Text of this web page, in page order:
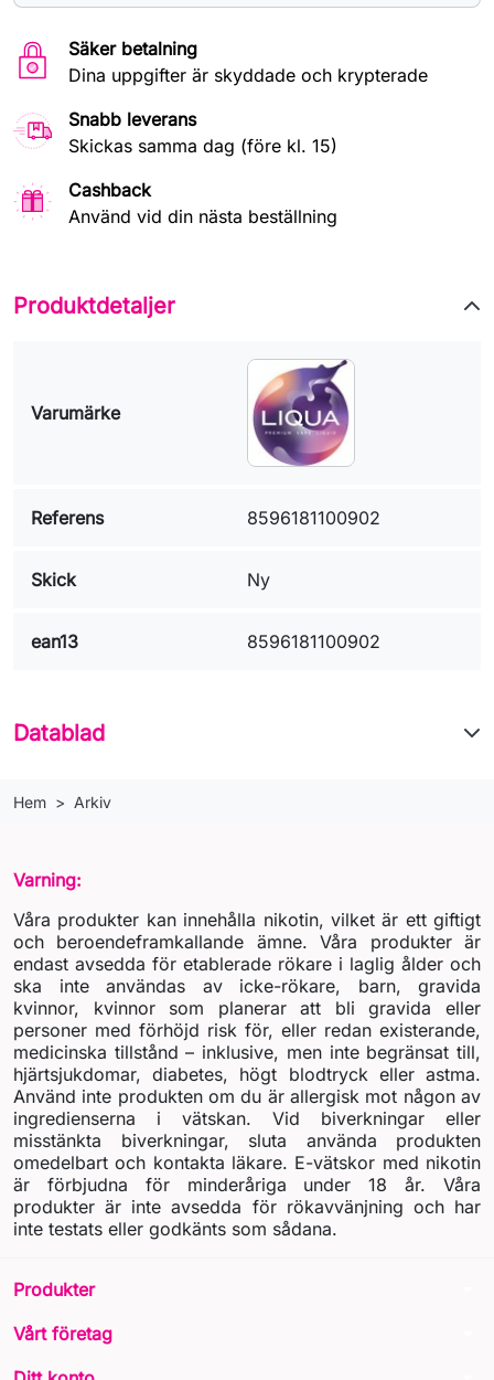
Säker betalning
Dina uppgifter är skyddade och krypterade
Snabb leverans
Skickas samma dag (före kl. 15)
Cashback
Använd vid din nästa beställning
Produktdetaljer
Varumärke
Referens 8596181100902
Skick Ny
ean13 8596181100902
Datablad
Hem Arkiv
Varning:
Våra produkter kan innehålla nikotin, vilket är ett giftigt
och beroendeframkallande ämne. Våra produkter är
endast avsedda för etablerade rökare i laglig ålder och
ska inte användas av icke-rökare, barn, gravida
kvinnor, kvinnor som planerar att bli gravida eller
personer med förhöjd risk för, eller redan existerande,
medicinska tillstånd – inklusive, men inte begränsat till,
hjärtsjukdomar, diabetes, högt blodtryck eller astma.
Använd inte produkten om du är allergisk mot någon av
ingredienserna i vätskan. Vid biverkningar eller
misstänkta biverkningar, sluta använda produkten
omedelbart och kontakta läkare. E-vätskor med nikotin
är förbjudna för minderåriga under 18 år. Våra
produkter är inte avsedda för rökavvänjning och har
inte testats eller godkänts som sådana.
Produkter
Vårt företag